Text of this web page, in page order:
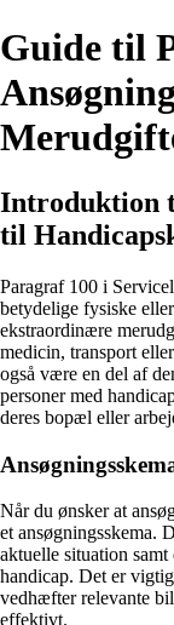
Guide til
Introduktion
til
Paragraf 100 i
betydelige fysiske
ekstraordinære
medicin, transport
også være en del af
personer med
deres bopæl eller
Når du ønsker at
et ansøgningsskema.
aktuelle situation
handicap. Det er
vedhæfter relevante
effektivt.